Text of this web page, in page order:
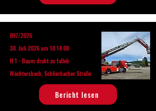
097/2026
30. Juli 2026 um 18:14:00
H 1 - Baum droht zu falleb
Wächtersbach, Schlierbacher Straße
Bericht lesen